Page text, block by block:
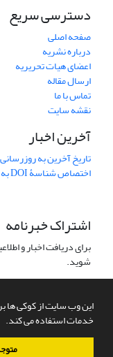
این وب سایت از کوکی ها
خدمات استفاده می کند.
دسترسی سریع
صفحه اصلی
درباره نشریه
اعضای هیات تحریریه
ارسال مقاله
تماس با ما
نقشه سایت
آخرین اخبار
تاریخ آخرین به
اختصاص شناسۀ DOI به مقاله‌های فصلنامه تاریخ روابط خارجی
اشتراک خبرنامه
برای دریافت اخبار و
شوید.